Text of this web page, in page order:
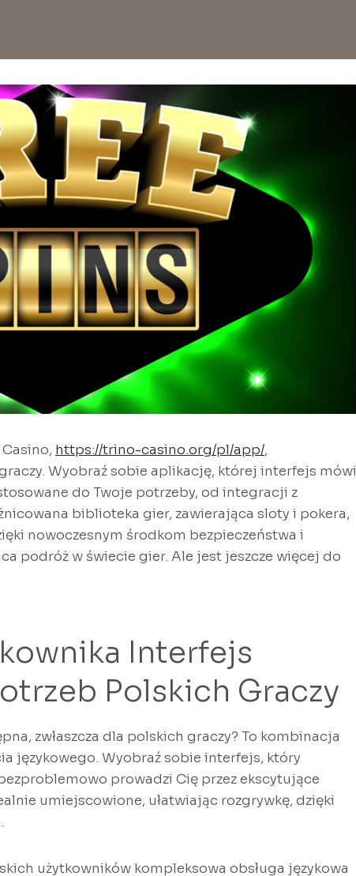
https://trino-casino.org/pl/app/,
Wyobraź sobie aplikację, której interfejs mówi
do Twoje potrzeby, od integracji z
biblioteka gier, zawierająca sloty i pokera,
nowoczesnym środkom bezpieczeństwa i
podróż w świecie gier. Ale jest jeszcze więcej do
Interfejs
Polskich Graczy
zwłaszcza dla polskich graczy? To kombinacja
językowego. Wyobraź sobie interfejs, który
prowadzi Cię przez ekscytujące
umiejscowione, ułatwiając rozgrywkę, dzięki
użytkowników kompleksowa obsługa językowa